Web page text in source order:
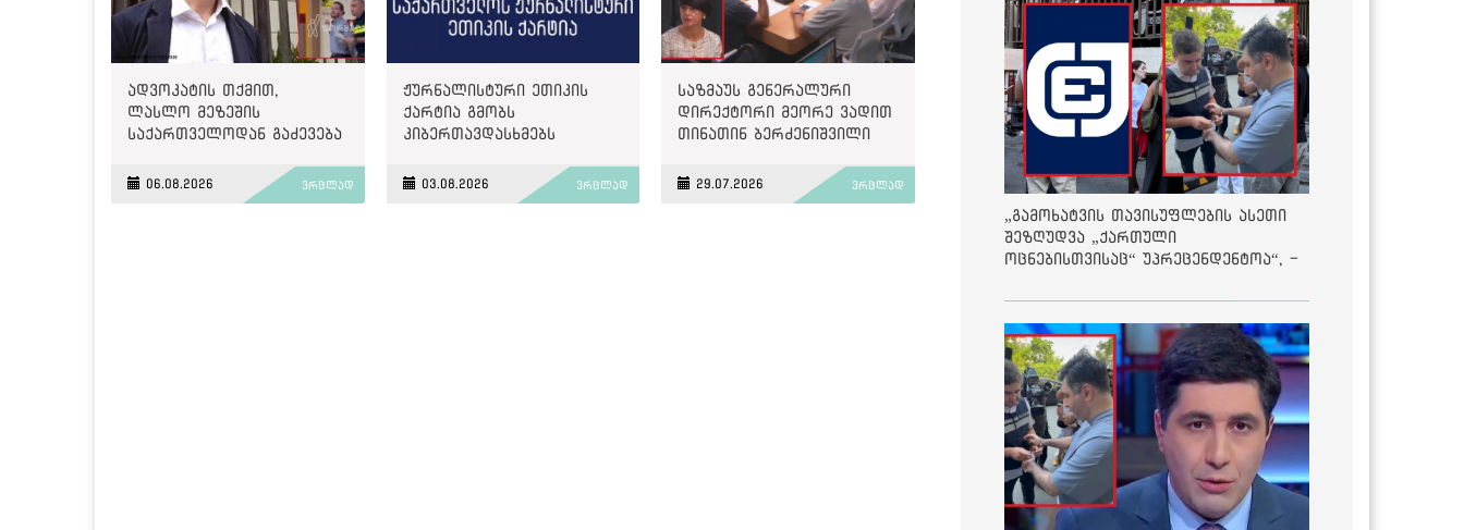
ადვოკატის თქმით,
ლასლო მეზეშის
საქართველოდან გაძევება
06.08.2026 ვრცლად
ჟურნალისტური ეთიკის
ქარტია გმობს
კიბერთავდასხმებს
03.08.2026 ვრცლად
საზმაუს გენერალური
დირექტორი მეორე ვადით
თინათინ ბერძენიშვილი
29.07.2026 ვრცლად
„გამოხატვის თავისუფლების ასეთი
შეზღუდვა „ქართული
ოცნებისთვისაც“ უპრეცენდენტოა“, -